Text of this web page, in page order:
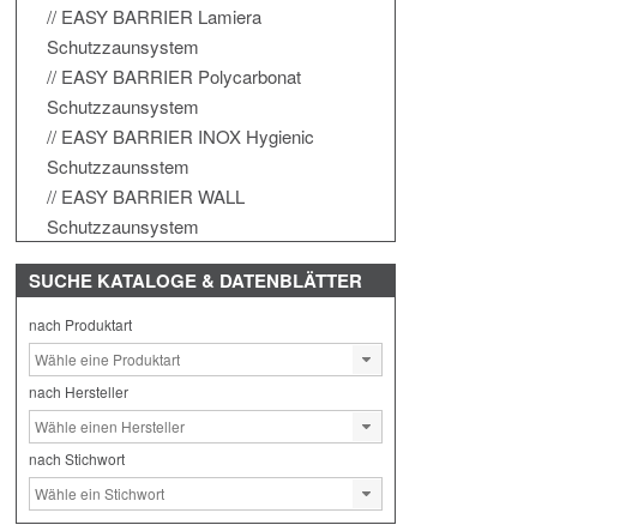
EASY BARRIER Lamiera
Schutzzaunsystem
EASY BARRIER Polycarbonat
Schutzzaunsystem
EASY BARRIER INOX Hygienic
Schutzzaunsstem
EASY BARRIER WALL
Schutzzaunsystem
SUCHE KATALOGE & DATENBLÄTTER
nach Produktart
nach Hersteller
nach Stichwort